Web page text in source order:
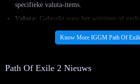
specifieke valuta-items.
Valuta: Gebruikt voor het wijzigen of
Sommige valuta-items zoals Orb of
willekeurige invloed, terwijl Orb of Binding
Know More IGGM Path Of
Path Of Exile 2 Nieuws